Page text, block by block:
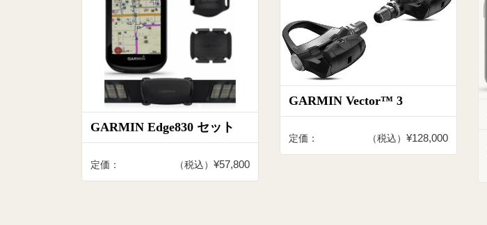
GARMIN Edge830 セット
定価： （税込） ¥57,800
GARMIN Vector™ 3
定価： （税込） ¥128,000